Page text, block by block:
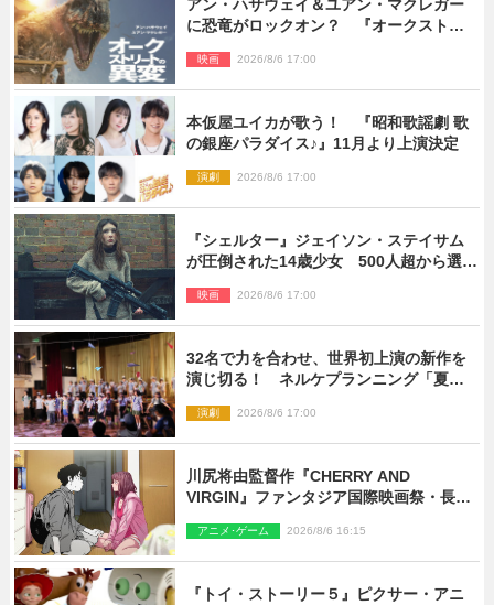
アン・ハサウェイ＆ユアン・マクレガー
に恐竜がロックオン？ 『オークストリ
解禁
映画 2026/8/6 17:00
本仮屋ユイカが歌う！ 『昭和歌謡劇 歌
の銀座パラダイス♪』11月より上演決定
演劇 2026/8/6 17:00
『シェルター』ジェイソン・ステイサム
が圧倒された14歳少女 500人超から選出
とは
映画 2026/8/6 17:00
32名で力を合わせ、世界初上演の新作を
演じ切る！ ネルケプランニング「夏休
ト【最終日】
演劇 2026/8/6 17:00
川尻将由監督作『CHERRY AND
VIRGIN』ファンタジア国際映画祭・長編
アニメ･ゲーム 2026/8/6 16:15
『トイ・ストーリー５』ピクサー・アニ